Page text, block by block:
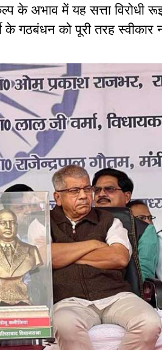
के अभाव में यह सत्ता विरोधी
के गठबंधन को पूरी तरह स्वीकार